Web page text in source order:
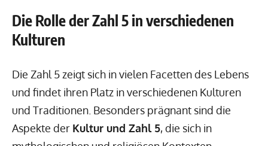
Die Rolle der Zahl 5 in verschiedenen
Kulturen
Die Zahl 5 zeigt sich in vielen Facetten des Lebens
und findet ihren Platz in verschiedenen Kulturen
und Traditionen. Besonders prägnant sind die
Aspekte der Kultur und Zahl 5, die sich in